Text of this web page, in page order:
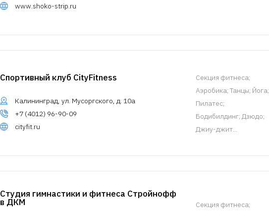
www.shoko-strip.ru
Спортивный клуб CityFitness
Калининград, ул. Мусоргского, д. 10а
+7 (4012) 96-90-09
cityfit.ru
Cекция фитнеса;
Аэробика; Танцы; Йога;
Пилатес;
Бодибилдинг; Дзюдо;
Джиу-джит...
Студия гимнастики и фитнеса Стройнофф
в ДКМ Cекция фитнеса;